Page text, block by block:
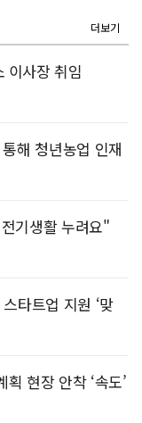
더보기
이사장 취임
해 청년농업 인재
기생활 누려요"
타트업 지원 ‘맞
현장 안착 ‘속도’